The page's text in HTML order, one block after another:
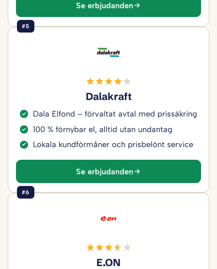
Se erbjudanden
#5
Dalakraft
Dala Elfond – förvaltat avtal med prissäkring
100 % förnybar el, alltid utan undantag
Lokala kundförmåner och prisbelönt service
Se erbjudanden
#6
E.ON